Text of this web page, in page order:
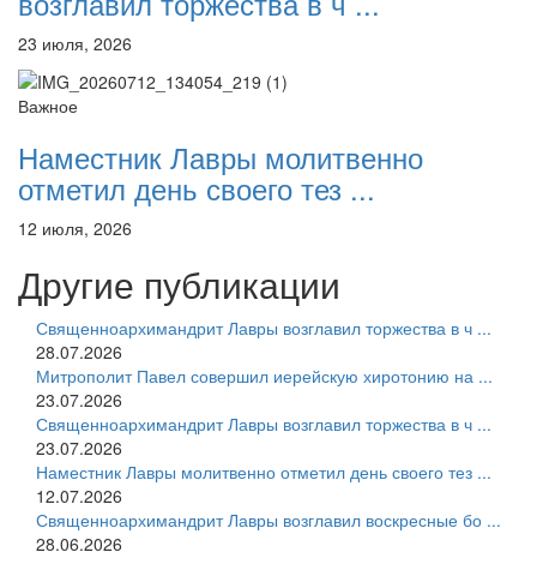
23 июля, 2026
Важное
Наместник Лавры молитвенно
отметил день своего тез ...
12 июля, 2026
Другие публикации
Священноархимандрит Лавры возглавил торжества в ч ...
28.07.2026
Митрополит Павел совершил иерейскую хиротонию на ...
23.07.2026
Священноархимандрит Лавры возглавил торжества в ч ...
23.07.2026
Наместник Лавры молитвенно отметил день своего тез ...
12.07.2026
Священноархимандрит Лавры возглавил воскресные бо ...
28.06.2026